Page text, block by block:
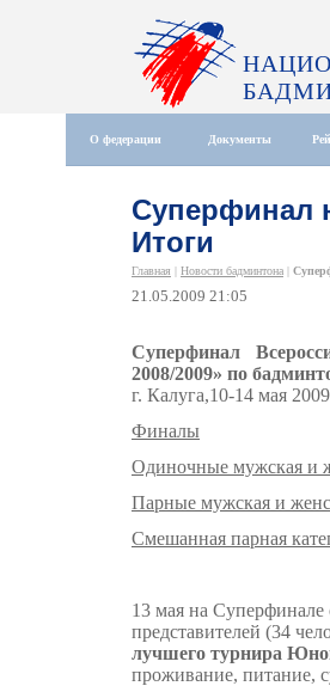
О федерации Документы
Суперфинал
Итоги
Главная | Новости бадминтона |
21.05.2009 21:05
Суперфинал
2008/2009» по
г. Калуга,10-14 мая 2009
Финалы
Одиночные мужская и
Парные мужская и
Смешанная парная
13 мая на Суперфинале
представителей (34
лучшего турнира
проживание, питание,